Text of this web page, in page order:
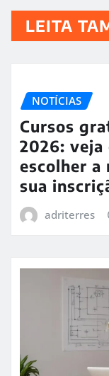
LEITA
NOTÍCIAS
Cursos
2026: veja
escolher a
sua
adriterres